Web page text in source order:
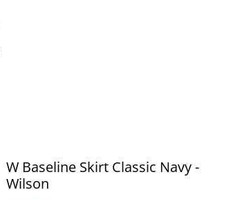
W Baseline Skirt Classic Navy -
Wilson